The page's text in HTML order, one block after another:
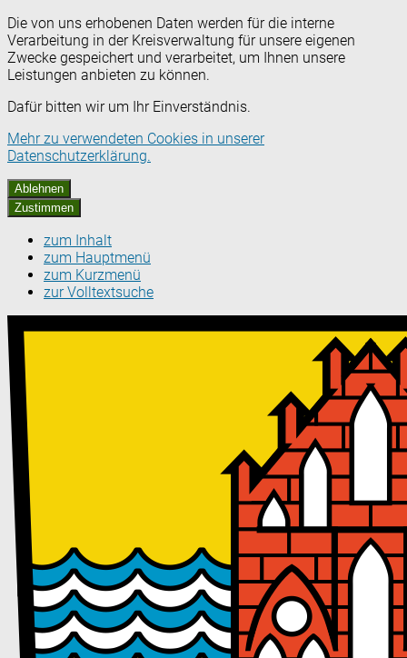
Die von uns erhobenen Daten werden für die interne
Verarbeitung in der Kreisverwaltung für unsere eigenen
Zwecke gespeichert und verarbeitet, um Ihnen unsere
Leistungen anbieten zu können.
Dafür bitten wir um Ihr Einverständnis.
Mehr zu verwendeten Cookies in unserer
Datenschutzerklärung.
Ablehnen
Zustimmen
zum Inhalt
zum Hauptmenü
zum Kurzmenü
zur Volltextsuche